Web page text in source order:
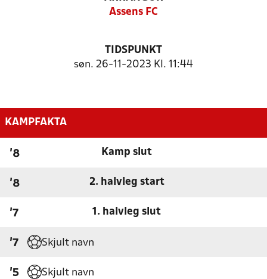
Assens FC
TIDSPUNKT
søn. 26-11-2023 Kl. 11:44
KAMPFAKTA
'8 Kamp slut
'8 2. halvleg start
'7 1. halvleg slut
'7 Skjult navn
'5 Skjult navn